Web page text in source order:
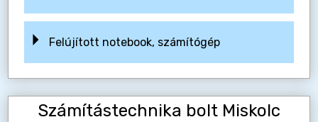
Felújított notebook, számítógép
Számítástechnika bolt Miskolc